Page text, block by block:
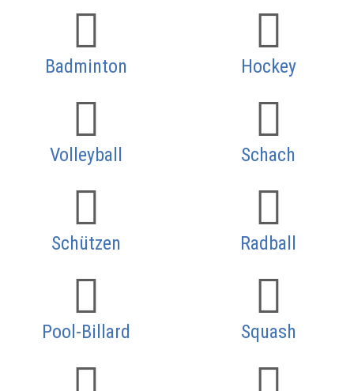
Badminton Hockey
Volleyball Schach
Schützen Radball
Pool-Billard Squash